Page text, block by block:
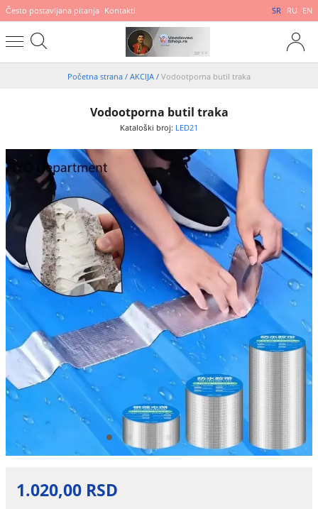
Često postavljana pitanja Kontakti SR RU EN
Početna strana / AKCIJA / Vodootporna butil traka
Vodootporna butil traka
Kataloški broj: LED21
1.020,00 RSD